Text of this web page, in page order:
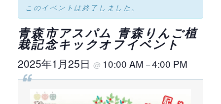
このイベントは終了しました。
青森市アスパム 青森りんご植
栽記念キックオフイベント
2025年1月25日 @ 10:00 AM –4:00 PM